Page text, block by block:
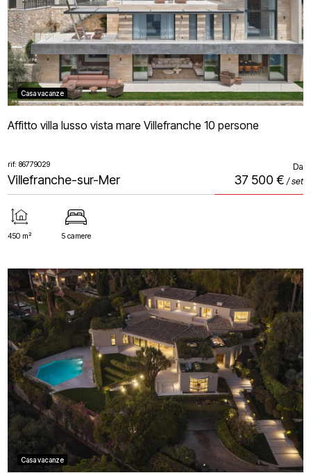
Casa vacanze
Affitto villa lusso vista mare Villefranche 10 persone
rif: 86779029 Da
37 500 € / set
Villefranche-sur-Mer
450 m² 5 camere
Casa vacanze